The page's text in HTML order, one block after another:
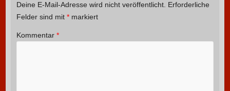
Deine E-Mail-Adresse wird nicht veröffentlicht. Erforderliche
Felder sind mit *markiert
Kommentar *